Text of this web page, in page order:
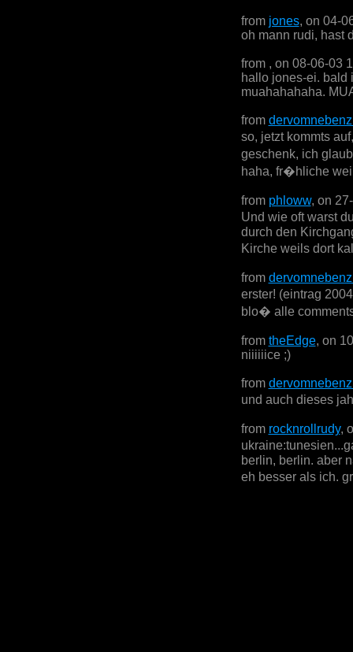
from jones, on 04-
oh mann rudi, hast
from , on 08-06-03
hallo jones-ei. bald
muahahahaha.
from
so, jetzt kommts
geschenk, ich
haha, fr�hliche
from phloww, on
Und wie oft warst
durch den
Kirche weils dort
from
erster! (eintrag
blo� alle
from theEdge, on
niiiiiice ;)
from
und auch dieses
from rocknrollrudy,
berlin, berlin. aber
eh besser als ich.